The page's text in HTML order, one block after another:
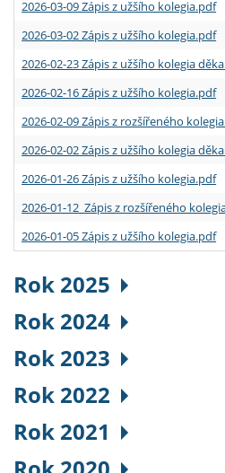
2026-03-09 Zápis z užšího kolegia.pdf
2026-03-02 Zápis z užšího kolegia.pdf
2026-02-23 Zápis z užšího kolegia
2026-02-16 Zápis z užšího kolegia.pdf
2026-02-09 Zápis z rozšířeného
2026-02-02 Zápis z užšího kolegia
2026-01-26 Zápis z užšího kolegia.pdf
2026-01-12 Zápis z rozšířeného
2026-01-05 Zápis z užšího kolegia.pdf
Rok 2025
Rok 2024
Rok 2023
Rok 2022
Rok 2021